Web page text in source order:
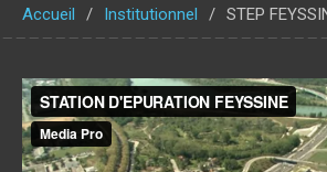
Accueil Institutionnel STEP
STATION D'EPURATION FEYSSINEfrom